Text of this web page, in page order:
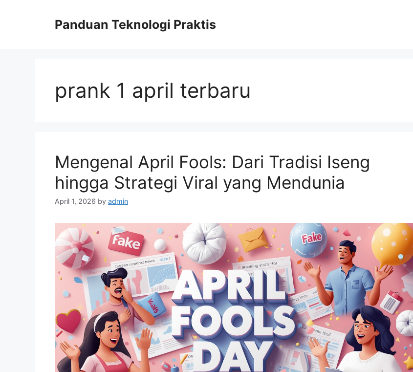
Panduan Teknologi Praktis
prank 1 april terbaru
Mengenal April Fools: Dari Tradisi Iseng
hingga Strategi Viral yang Mendunia
April 1, 2026 by admin